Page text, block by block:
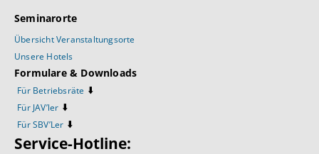
Seminarorte
Übersicht Veranstaltungsorte
Unsere Hotels
Formulare & Downloads
Für Betriebsräte ⬇️
Für JAV’ler ⬇️
Für SBV’Ler ⬇️
Service-Hotline: